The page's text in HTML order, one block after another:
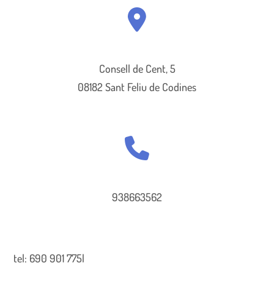
Consell de Cent, 5
08182 Sant Feliu de Codines
938663562
tel: 690 901 775l